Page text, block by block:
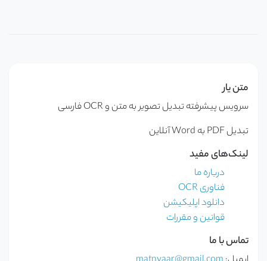
متن یار
سرویس پیشرفته تبدیل تصویر به متن و OCR فارسی
تبدیل PDF به Word آنلاین
لینک‌های مفید
درباره ما
فناوری OCR
دانلود اپلیکیشن
قوانین و مقررات
تماس با ما